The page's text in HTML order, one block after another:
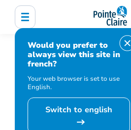
Would you prefer to
always view this site in
french?
Your web browser is set to use
English.
Switch to english
Accueil Organisation municipale
médias
Actualités
Art
mini-circuit d'art public de Pointe-